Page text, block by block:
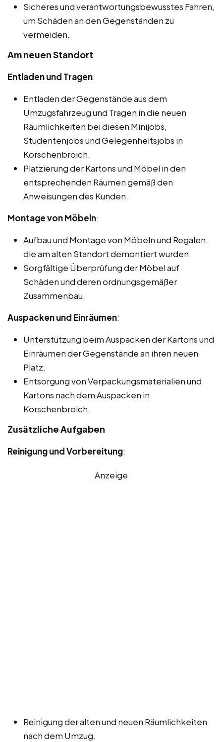
Sicheres und verantwortungsbewusstes Fahren,
um Schäden an den Gegenständen zu
vermeiden.
Am neuen Standort
Entladen und Tragen:
Entladen der Gegenstände aus dem
Umzugsfahrzeug und Tragen in die neuen
Räumlichkeiten bei diesen Minijobs,
Studentenjobs und Gelegenheitsjobs in
Korschenbroich.
Platzierung der Kartons und Möbel in den
entsprechenden Räumen gemäß den
Anweisungen des Kunden.
Montage von Möbeln:
Aufbau und Montage von Möbeln und Regalen,
die am alten Standort demontiert wurden.
Sorgfältige Überprüfung der Möbel auf
Schäden und deren ordnungsgemäßer
Zusammenbau.
Auspacken und Einräumen:
Unterstützung beim Auspacken der Kartons und
Einräumen der Gegenstände an ihren neuen
Platz.
Entsorgung von Verpackungsmaterialien und
Kartons nach dem Auspacken in
Korschenbroich.
Zusätzliche Aufgaben
Reinigung und Vorbereitung:
Anzeige
Reinigung der alten und neuen Räumlichkeiten
nach dem Umzug.